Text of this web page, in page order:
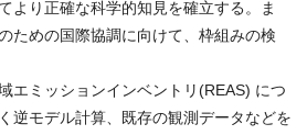
より正確な科学的知見を確立する。ま
ための国際協調に向けて、枠組みの検
エミッションインベントリ(REAS) につ
逆モデル計算、既存の観測データなどを